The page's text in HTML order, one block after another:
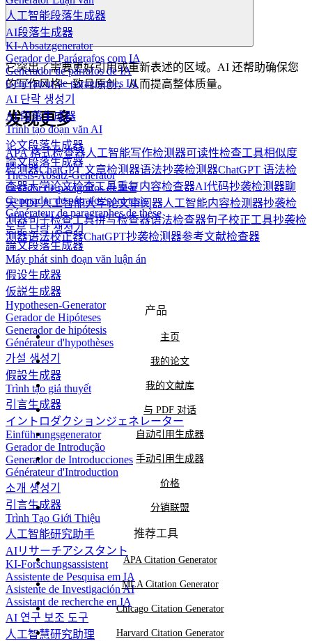
人工智能段落生成器
AI段落生成器
KI-Absatzgenerator
Gerador de Parágrafos com IA
Generador de párrafos de IA
Générateur de paragraphes IA
AI 단락 생성기
AI 段落生成器
Trình tạo đoạn văn AI
论文段落生成器
論文段落生成器
Thesis-Absatz-Generator
Gerador de parágrafos de tese
Generador de párrafos para tesis
Générateur de paragraphes de thèse
논문 단락 생성기
論文段落生成器
Máy phát sinh đoạn văn luận án
假设生成器
仮説生成器
Hypothesen-Generator
Gerador de Hipóteses
Generador de hipótesis
Générateur d'hypothèses
가설 생성기
假設生成器
Trình tạo giả thuyết
引言生成器
イントロダクションジェネレーター
Einführungsgenerator
Gerador de Introdução
Generador de Introducciones
Générateur d'Introduction
소개 생성기
引言生成器
Trình Tạo Giới Thiệu
人工智能研究助手
AIリサーチアシスタント
KI-Forschungsassistent
Assistente de Pesquisa em IA
Asistente de Investigación AI
Assistant de recherche en IA
AI 연구 보조 도구
人工智慧研究助理
它突出了需要更好引用或重新表述的区域。AI 还帮助确保您
的写作风格一致且原创，从而提高整体质量。
发现更多
APA 格式检查器人工智能写作检测器可读性检查工具相似度
检测器ChatGPT 文章检测器语法抄袭检测器ChatGPT 语法检
查器大学论文检查工具重复内容检查器AI代码抄袭检测器聊
天 PDF人工智能大学论文审阅器人工智能内容检测器抄袭检
测器句子检查工具拼写检查器语法检查器句子校正工具抄袭检
测器语法校正器ChatGPT抄袭检测器参考文献检查器
产品
主页
我的论文
我的文献库
与 PDF 对话
自动引用生成器
手动引用生成器
价格
分销联盟
推荐工具
APA Citation Generator
MLA Citation Generator
Chicago Citation Generator
Harvard Citation Generator